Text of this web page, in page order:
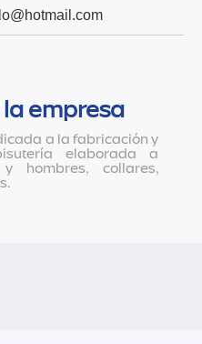
empresa
a la fabricación y
elaborada a
hombres, collares,